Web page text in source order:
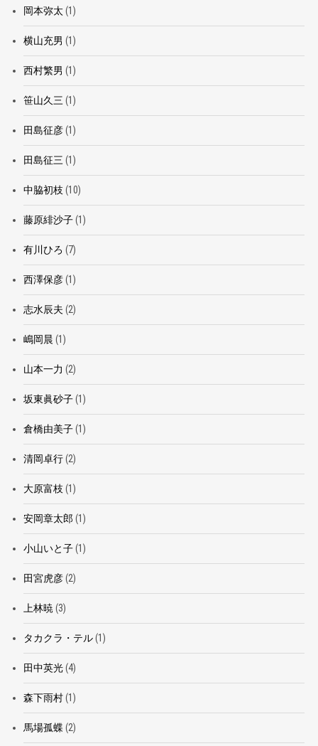
岡本弥太 (1)
横山充男 (1)
西村繁男 (1)
笹山久三 (1)
田島征彦(1)
田島征三 (1)
中脇初枝 (10)
藤原緋沙子(1)
有川ひろ (7)
西澤保彦(1)
志水辰夫 (2)
嶋岡晨 (1)
山本一力 (2)
坂東眞砂子(1)
倉橋由美子(1)
清岡卓行(2)
大原富枝 (1)
安岡章太郎 (1)
小山いと子(1)
田宮虎彦(2)
上林暁 (3)
タカクラ・テル(1)
田中英光(4)
森下雨村(1)
馬場孤蝶 (2)